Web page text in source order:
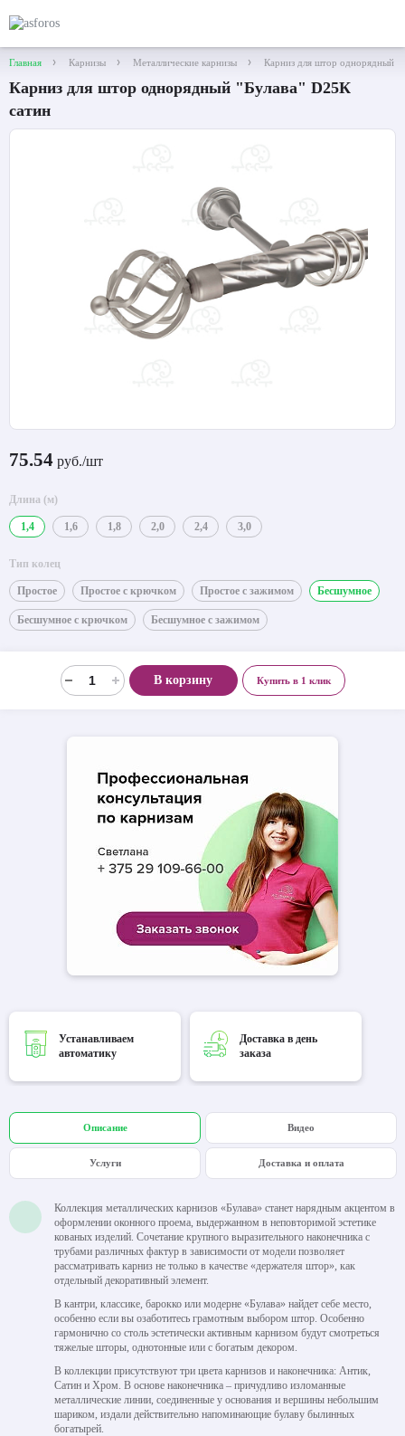
Главная Карнизы Металлические карнизы Карниз для штор однорядный
Карниз для штор однорядный "Булава" D25К
сатин
75.54 руб./шт
Длина (м)
1,4 1,6 1,8 2,0 2,4 3,0
Тип колец
Простое Простое с крючком Простое с зажимом Бесшумное
Бесшумное с крючком Бесшумное с зажимом
В корзину Купить в 1 клик
Устанавливаем
автоматику
Доставка в день
заказа
Описание Видео
Услуги Доставка и оплата
Коллекция металлических карнизов «Булава» станет нарядным акцентом в
оформлении оконного проема, выдержанном в неповторимой эстетике
кованых изделий. Сочетание крупного выразительного наконечника с
трубами различных фактур в зависимости от модели позволяет
рассматривать карниз не только в качестве «держателя штор», как
отдельный декоративный элемент.
В кантри, классике, барокко или модерне «Булава» найдет себе место,
особенно если вы озаботитесь грамотным выбором штор. Особенно
гармонично со столь эстетически активным карнизом будут смотреться
тяжелые шторы, однотонные или с богатым декором.
В коллекции присутствуют три цвета карнизов и наконечника: Антик,
Сатин и Хром. В основе наконечника – причудливо изломанные
металлические линии, соединенные у основания и вершины небольшим
шариком, издали действительно напоминающие булаву былинных
богатырей.